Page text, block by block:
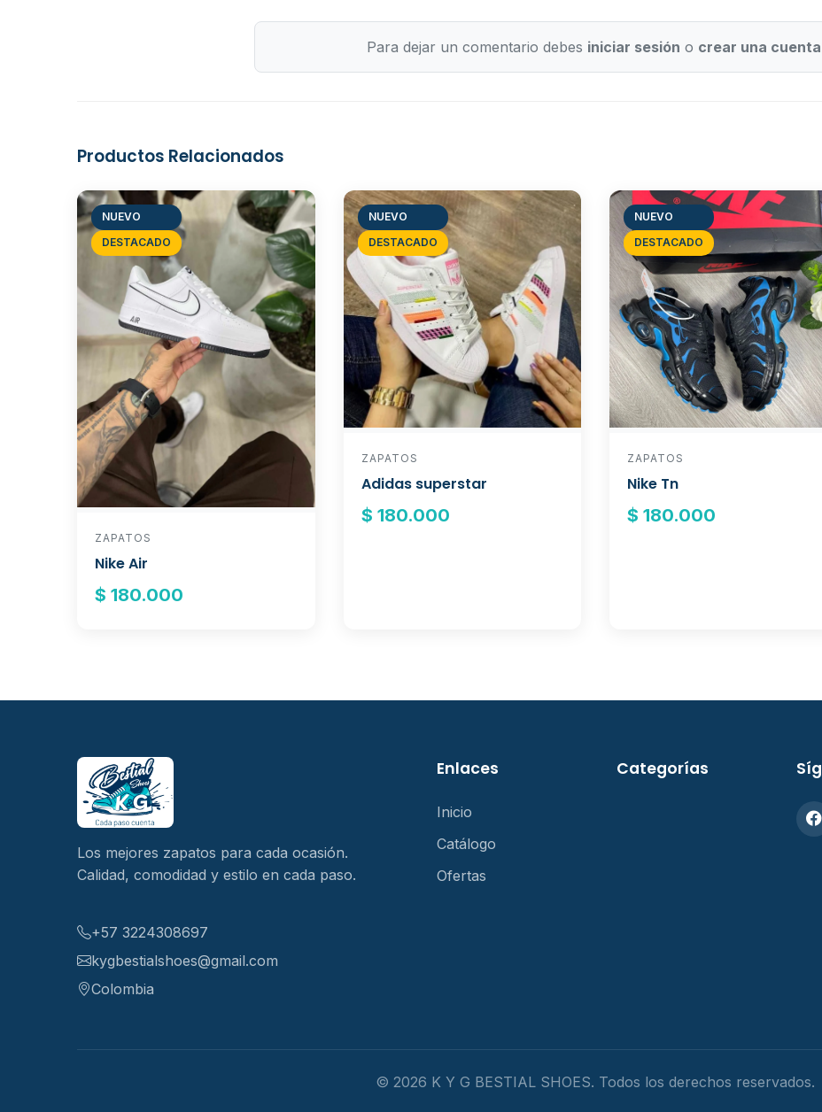
Para dejar un comentario debes iniciar sesión o crear una cuenta
Productos Relacionados
NUEVO
DESTACADO
ZAPATOS
Nike Air
$ 180.000
NUEVO
DESTACADO
ZAPATOS
Adidas superstar
$ 180.000
NUEVO
DESTACADO
ZAPATOS
Nike Tn
$ 180.000
Los mejores zapatos para cada ocasión.
Calidad, comodidad y estilo en cada paso.
+57 3224308697
kygbestialshoes@gmail.com
Colombia
Enlaces
Inicio
Catálogo
Ofertas
Categorías
© 2026 K Y G BESTIAL SHOES. Todos los derechos reservados.